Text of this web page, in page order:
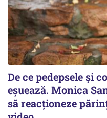
De ce pedepsele și
eșuează. Monica
să reacționeze